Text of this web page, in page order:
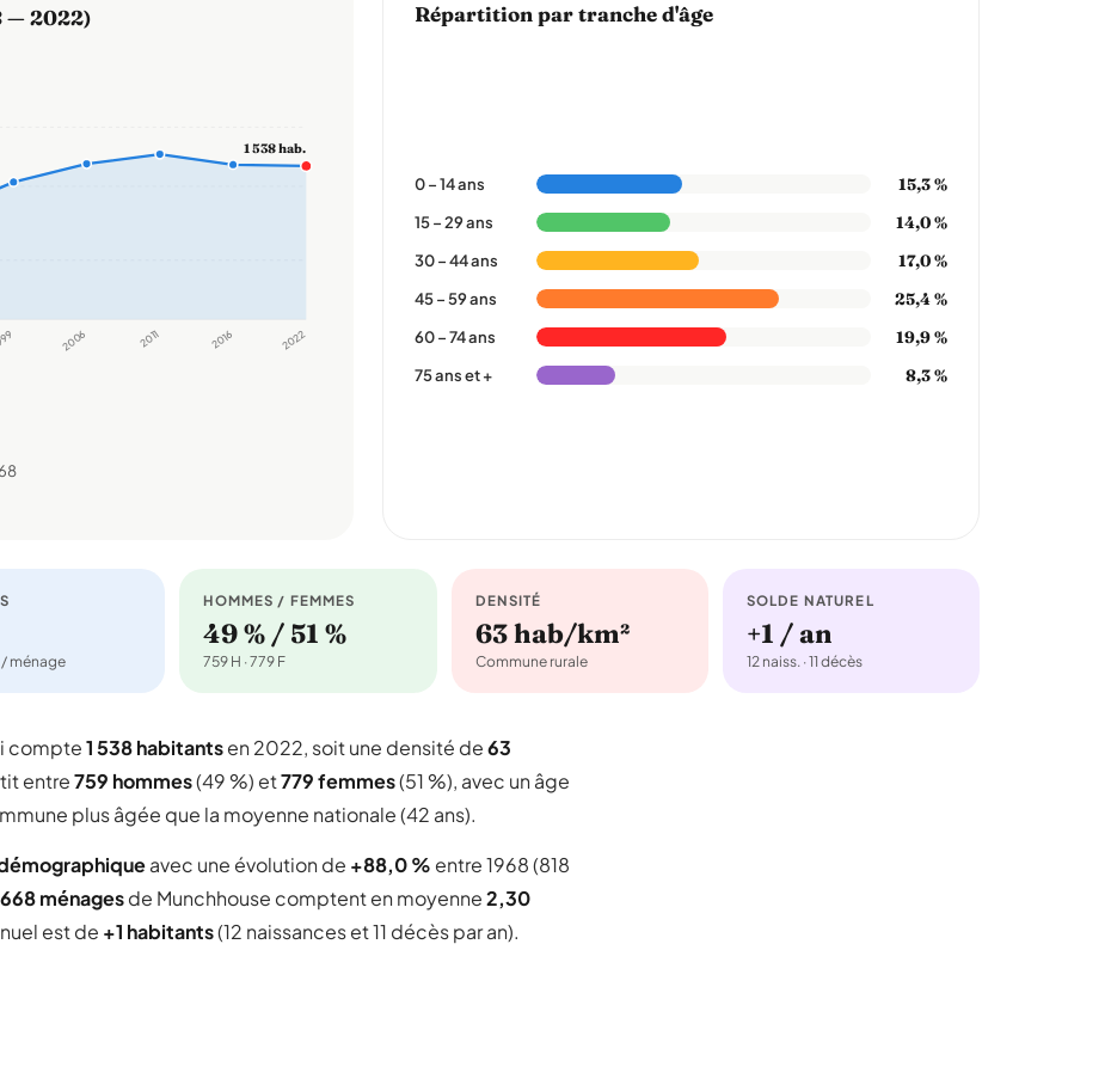
— 2022)
2006 2011 2016 2022
1 538 hab.
Répartition par tranche d'âge
0 – 14 ans 15,3 %
15 – 29 ans 14,0 %
30 – 44 ans 17,0 %
45 – 59 ans 25,4 %
60 – 74 ans 19,9 %
75 ans et + 8,3 %
ménage
HOMMES / FEMMES
49 % / 51 %
759 H · 779 F
DENSITÉ
63 hab/km²
Commune rurale
SOLDE NATUREL
+1 / an
12 naiss. · 11 décès
compte1 538 habitantsen 2022, soit une densité de63
entre759 hommes(49 %) et779 femmes(51 %), avec un âge
plus âgée que la moyenne nationale (42 ans).
avec une évolution de +88,0 % entre 1968 (818
668 ménagesde Munchhouse comptent en moyenne2,30
est de +1 habitants(12 naissances et 11 décès par an).